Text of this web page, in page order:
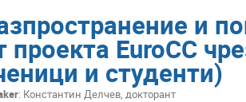
и
проекта EuroCC
и студенти)
: Константин Делчев, докторант